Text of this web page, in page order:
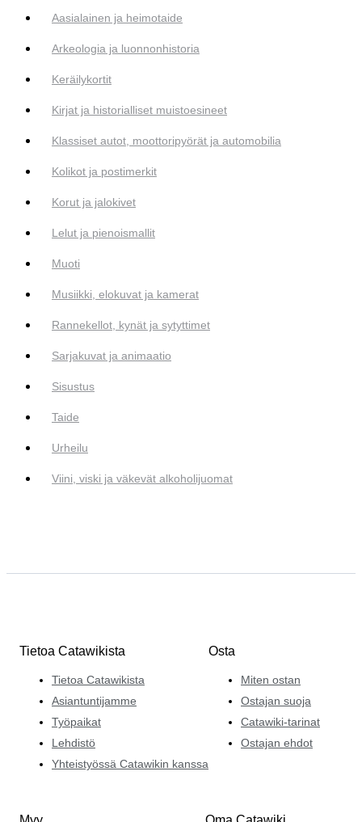
Aasialainen ja heimotaide
Arkeologia ja luonnonhistoria
Keräilykortit
Kirjat ja historialliset muistoesineet
Klassiset autot, moottoripyörät ja automobilia
Kolikot ja postimerkit
Korut ja jalokivet
Lelut ja pienoismallit
Muoti
Musiikki, elokuvat ja kamerat
Rannekellot, kynät ja sytyttimet
Sarjakuvat ja animaatio
Sisustus
Taide
Urheilu
Viini, viski ja väkevät alkoholijuomat
Tietoa Catawikista
Tietoa Catawikista
Asiantuntijamme
Työpaikat
Lehdistö
Yhteistyössä Catawikin kanssa
Osta
Miten ostan
Ostajan suoja
Catawiki-tarinat
Ostajan ehdot